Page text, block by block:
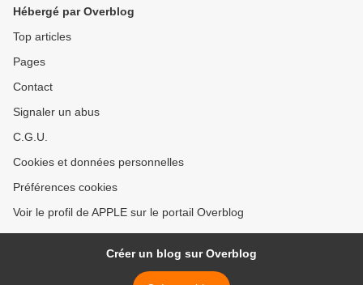
Hébergé par Overblog
Top articles
Pages
Contact
Signaler un abus
C.G.U.
Cookies et données personnelles
Préférences cookies
Voir le profil de APPLE sur le portail Overblog
Créer un blog sur Overblog